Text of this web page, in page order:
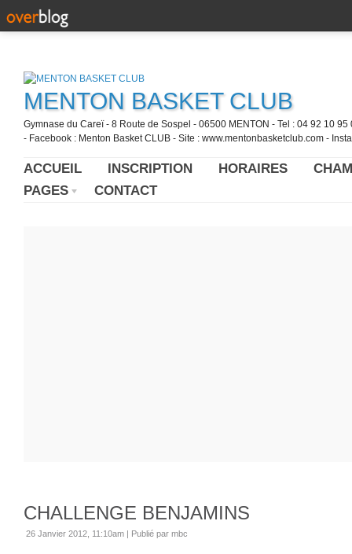
MENTON BASKET CLUB
Gymnase du Careï - 8 Route de Sospel - 06500 MENTON - Tel : 04 92 10
- Facebook : Menton Basket CLUB - Site : www.mentonbasketclub.com -
ACCUEIL INSCRIPTION HORAIRES
PAGES
CONTACT
CHALLENGE BENJAMINS
26 Janvier 2012, 11:10am | Publié par mbc